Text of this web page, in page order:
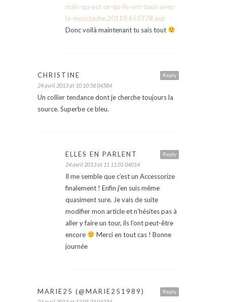
mais-qu-est-ce-qu-ils-ont-tous-avec-
la-moustache,20119,655778.asp
Donc voilà maintenant tu sais tout
Reply
CHRISTINE
24 avril 2013 at 10 10 58 04584
Un collier tendance dont je cherche toujours la
source. Superbe ce bleu.
Reply
ELLES EN PARLENT
24 avril 2013 at 11 11 01 04014
Il me semble que c’est un Accessorize
finalement ! Enfin j’en suis même
quasiment sure. Je vais de suite
modifier mon article et n’hésites pas à
aller y faire un tour, ils l’ont peut-être
encore
Merci en tout cas ! Bonne
journée
Reply
MARIE25 (@MARIE251989)